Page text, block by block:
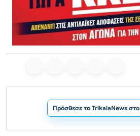
Πρόσθεσε το TrikalaNews στο